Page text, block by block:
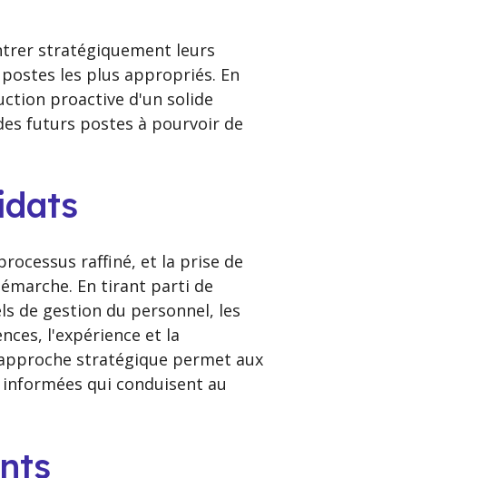
stratégiquement leurs
les plus appropriés. En
proactive d'un solide
futurs postes à pourvoir de
raffiné, et la prise de
En tirant parti de
de gestion du personnel, les
l'expérience et la
stratégique permet aux
qui conduisent au